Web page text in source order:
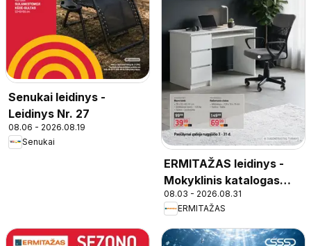
Senukai leidinys -
Leidinys Nr. 27
08.06 - 2026.08.19
Senukai
ERMITAŽAS leidinys -
Mokyklinis katalogas
2026
08.03 - 2026.08.31
ERMITAŽAS